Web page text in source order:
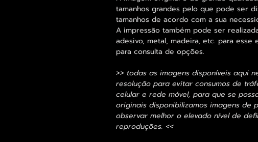
tamanhos grandes pelo que pode ser
tamanhos de acordo com a sua
A impressão também pode ser
adesivo, metal, madeira, etc. para esse
para consulta de opções.
>> todas as imagens disponíveis aqui
resolução para evitar consumos de
celular e rede móvel, para que se
originais disponibilizamos imagens de
observar melhor o elevado nível de
reproduções. <<